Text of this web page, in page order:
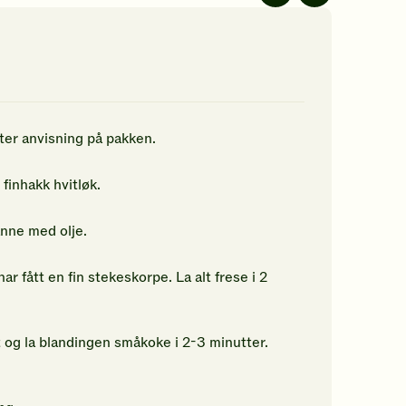
anvisning på pakken.
hvitløk.
med olje.
fått en fin stekeskorpe. La alt frese i 2
la blandingen småkoke i 2-3 minutter.